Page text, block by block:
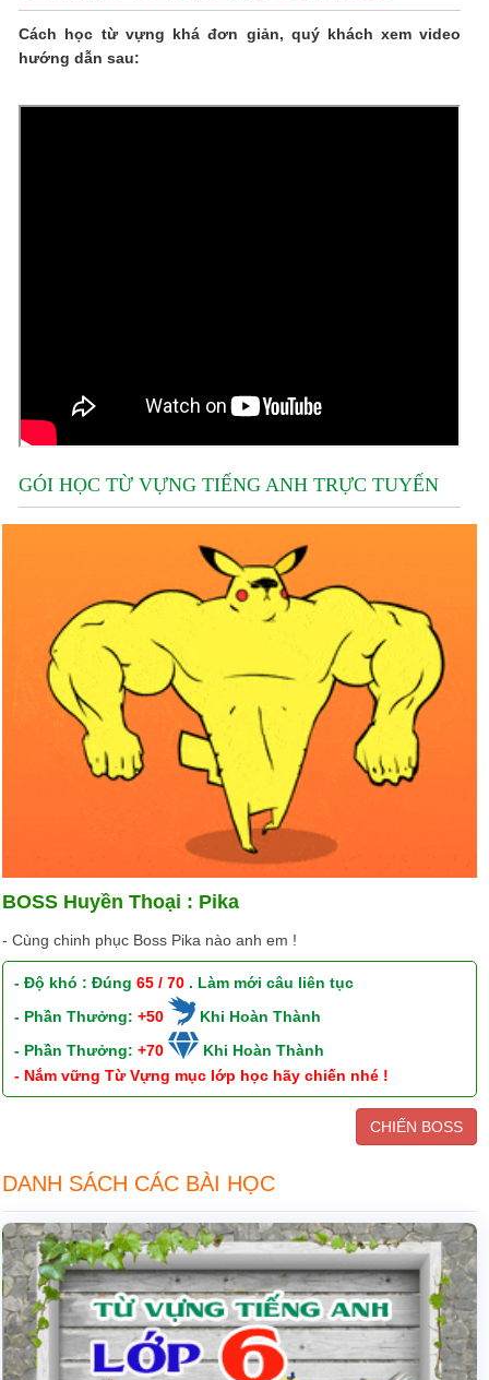
Cách học từ vựng khá đơn giản, quý khách xem video
hướng dẫn sau:
GÓI HỌC TỪ VỰNG TIẾNG ANH TRỰC TUYẾN
BOSS Huyền Thoại : Pika
- Cùng chinh phục Boss Pika nào anh em !
- Độ khó : Đúng65 / 70 . Làm mới câu liên tục
- Phần Thưởng:+50
Khi Hoàn Thành
- Phần Thưởng:+70
Khi Hoàn Thành
- Nắm vững Từ Vựng mục lớp học hãy chiến nhé !
CHIẾN BOSS
DANH SÁCH CÁC BÀI HỌC